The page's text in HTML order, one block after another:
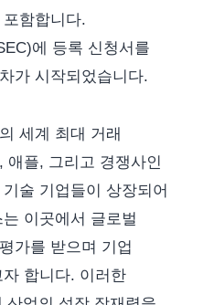
함합니다.
에 등록 신청서를
가 시작되었습니다.
세계 최대 거래
애플, 그리고 경쟁사인
술 기업들이 상장되어
이곳에서 글로벌
가를 받으며 기업
합니다. 이러한